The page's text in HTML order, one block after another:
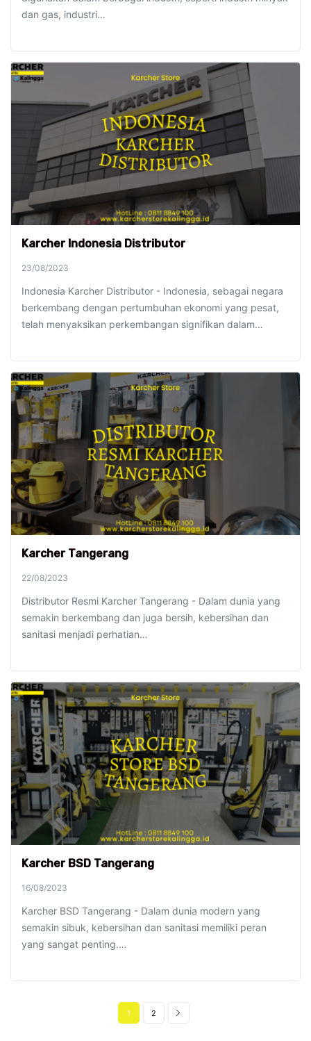
dan gas, industri…
Karcher Indonesia Distributor
23/08/2023
Indonesia Karcher Distributor - Indonesia, sebagai negara
berkembang dengan pertumbuhan ekonomi yang pesat,
telah menyaksikan perkembangan signifikan dalam…
Karcher Tangerang
22/08/2023
Distributor Resmi Karcher Tangerang - Dalam dunia yang
semakin berkembang dan juga bersih, kebersihan dan
sanitasi menjadi perhatian…
Karcher BSD Tangerang
16/08/2023
Karcher BSD Tangerang - Dalam dunia modern yang
semakin sibuk, kebersihan dan sanitasi memiliki peran
yang sangat penting.…
1 2